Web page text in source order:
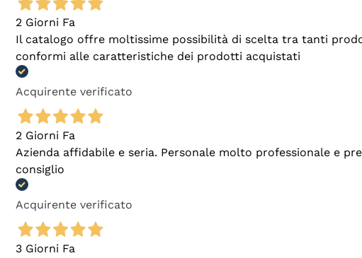
2 Giorni Fa
Il catalogo offre moltissime possibilità di scelta tra tanti
conformi alle caratteristiche dei prodotti acquistati
Acquirente verificato
2 Giorni Fa
Azienda affidabile e seria. Personale molto professionale e
consiglio
Acquirente verificato
3 Giorni Fa